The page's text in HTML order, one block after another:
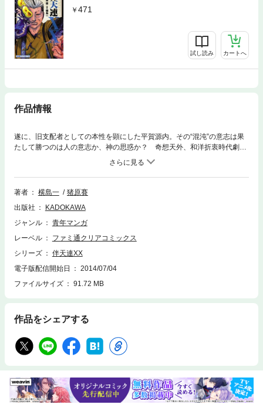
471
試し読み カートへ
作品情報
遂に、旧支配者としての本性を顕にした平賀源内。その“混沌”の意志は果
たして勝つのは人の意志か、神の思惑か？ 奇想天外、和洋折衷時代劇。
紫電一閃の第三幕、いざいざ開幕！！ 〈巻末には、底本のカバーや表紙
などに掲載されていたイラスト、漫画を「電子版オマケ」として特別収
録！！〉
著者
横島一
猪原賽
出版社
KADOKAWA
ジャンル
青年マンガ
レーベル
ファミ通クリアコミックス
シリーズ
伴天連XX
電子版配信開始日
2014/07/04
ファイルサイズ
91.72 MB
作品をシェアする